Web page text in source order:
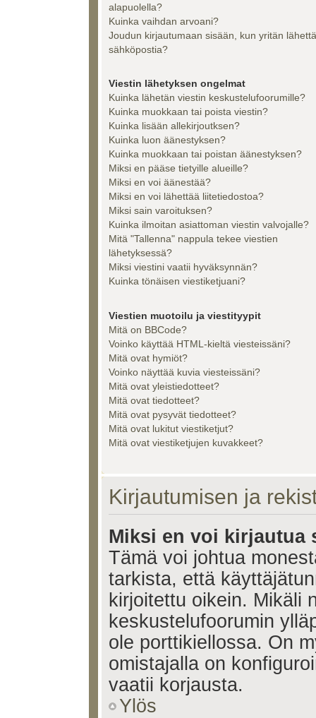
alapuolella?
Kuinka vaihdan arvoani?
Joudun kirjautumaan sisään, kun yritän
sähköpostia?
Viestin lähetyksen ongelmat
Kuinka lähetän viestin keskustelufoorumille?
Kuinka muokkaan tai poista viestin?
Kuinka lisään allekirjoutksen?
Kuinka luon äänestyksen?
Kuinka muokkaan tai poistan äänestyksen?
Miksi en pääse tietyille alueille?
Miksi en voi äänestää?
Miksi en voi lähettää liitetiedostoa?
Miksi sain varoituksen?
Kuinka ilmoitan asiattoman viestin valvojalle?
Mitä "Tallenna" nappula tekee viestien
lähetyksessä?
Miksi viestini vaatii hyväksynnän?
Kuinka tönäisen viestiketjuani?
Viestien muotoilu ja viestityypit
Mitä on BBCode?
Voinko käyttää HTML-kieltä viesteissäni?
Mitä ovat hymiöt?
Voinko näyttää kuvia viesteissäni?
Mitä ovat yleistiedotteet?
Mitä ovat tiedotteet?
Mitä ovat pysyvät tiedotteet?
Mitä ovat lukitut viestiketjut?
Mitä ovat viestiketjujen kuvakkeet?
Kirjautumisen ja
Miksi en voi kirjautua
Tämä voi johtua
tarkista, että
kirjoitettu oikein. Mikäli
keskustelufoorumin
ole porttikiellossa. On
omistajalla on
vaatii korjausta.
Ylös